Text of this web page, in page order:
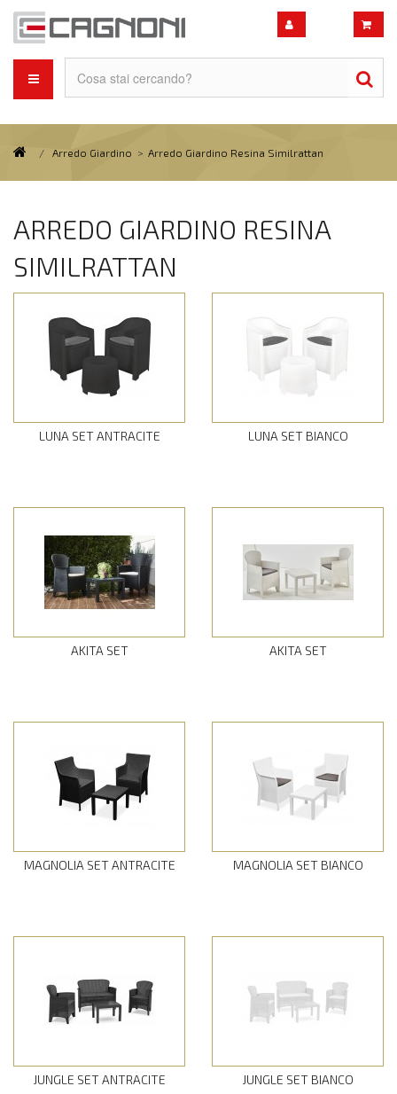
/ Arredo Giardino > Arredo Giardino Resina Similrattan
ARREDO GIARDINO RESINA
SIMILRATTAN
LUNA SET ANTRACITE LUNA SET BIANCO
AKITA SET AKITA SET
MAGNOLIA SET ANTRACITE MAGNOLIA SET BIANCO
JUNGLE SET ANTRACITE JUNGLE SET BIANCO